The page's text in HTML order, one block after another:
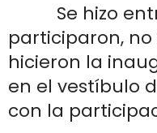
Se hizo
participaron,
hicieron la
en el vestíbulo
con la